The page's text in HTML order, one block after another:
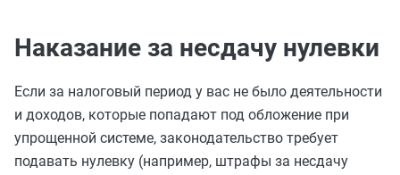
Наказание за несдачу нулевки
Если за налоговый период у вас не было деятельности
и доходов, которые попадают под обложение при
упрощенной системе, законодательство требует
подавать нулевку (например, штрафы за несдачу